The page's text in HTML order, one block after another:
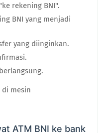
rekening BNI".
BNI yang menjadi
yang diinginkan.
di mesin
ATM BNI ke bank